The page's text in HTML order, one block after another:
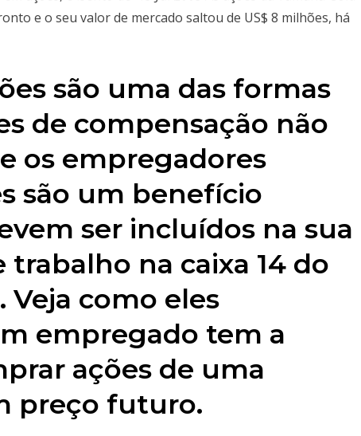
e o seu valor de mercado saltou de US$ 8 milhões, há
são uma das formas
de compensação não
os empregadores
são um benefício
ser incluídos na sua
na caixa 14 do
Veja como eles
empregado tem a
ações de uma
preço futuro.